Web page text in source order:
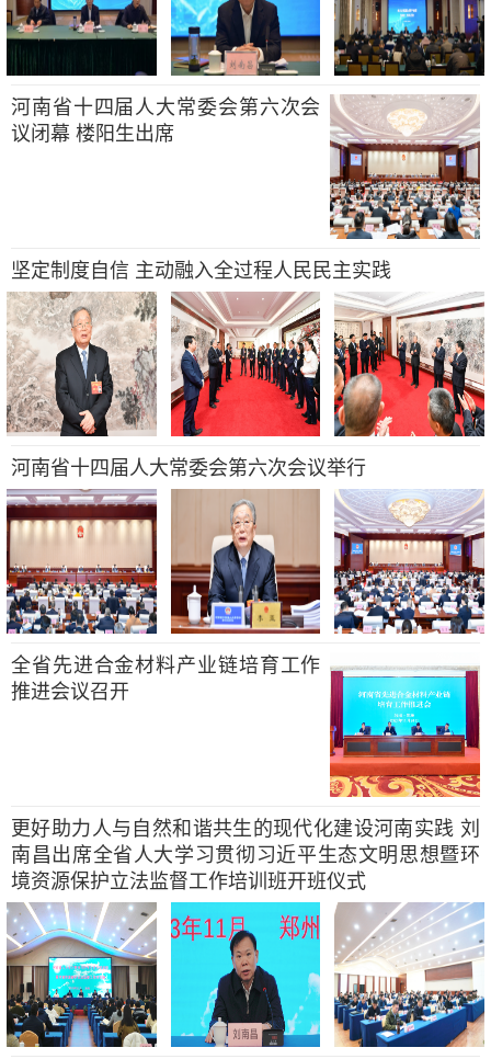
河南省十四届人大常委会第六次会
议闭幕 楼阳生出席
坚定制度自信 主动融入全过程人民民主实践
河南省十四届人大常委会第六次会议举行
全省先进合金材料产业链培育工作
推进会议召开
更好助力人与自然和谐共生的现代化建设河南实践 刘
南昌出席全省人大学习贯彻习近平生态文明思想暨环
境资源保护立法监督工作培训班开班仪式